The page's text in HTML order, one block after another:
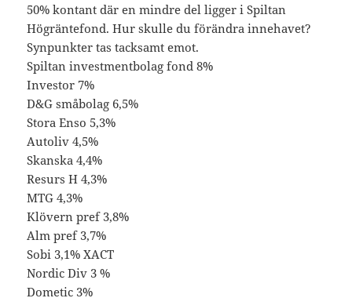
50% kontant där en mindre del ligger i Spiltan
Högräntefond. Hur skulle du förändra innehavet?
Synpunkter tas tacksamt emot.
Spiltan investmentbolag fond 8%
Investor 7%
D&G småbolag 6,5%
Stora Enso 5,3%
Autoliv 4,5%
Skanska 4,4%
Resurs H 4,3%
MTG 4,3%
Klövern pref 3,8%
Alm pref 3,7%
Sobi 3,1% XACT
Nordic Div 3 %
Dometic 3%